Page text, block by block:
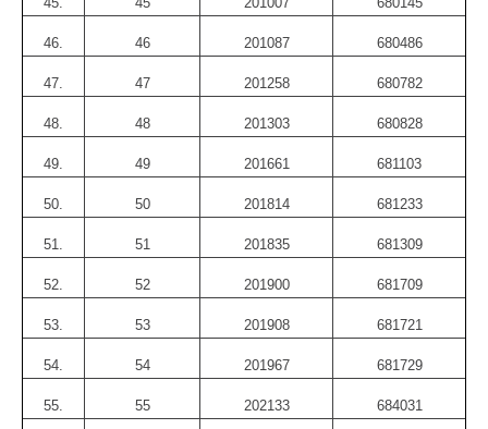
46. 46 201087 680486
47. 47 201258 680782
48. 48 201303 680828
49. 49 201661 681103
50. 50 201814 681233
51. 51 201835 681309
52. 52 201900 681709
53. 53 201908 681721
54. 54 201967 681729
55. 55 202133 684031